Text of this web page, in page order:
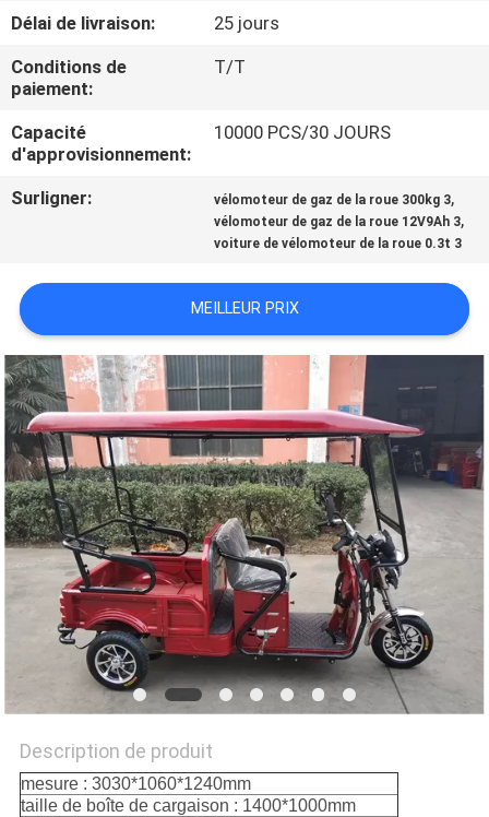
CONTRÔLE
DE
QUALITÉ
CONTACTEZ-
NOUS
DEMANDEZ
UNE
CITATION
PLAN
DU
SITE
PRIVACY
POLICY
Délai de livraison:
25 jours
Conditions de
paiement:
T/T
Capacité
d'approvisionnement:
10000 PCS/30 JOURS
Surligner: vélomoteur de gaz de la roue 300kg 3,
vélomoteur de gaz de la roue 12V9Ah 3,
voiture de vélomoteur de la roue 0.3t 3
MEILLEUR PRIX
Description de produit
mesure : 3030*1060*1240mm
taille de boîte de cargaison : 1400*1000mm